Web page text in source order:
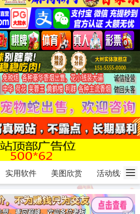
实用软件 美图欣赏 活动线报